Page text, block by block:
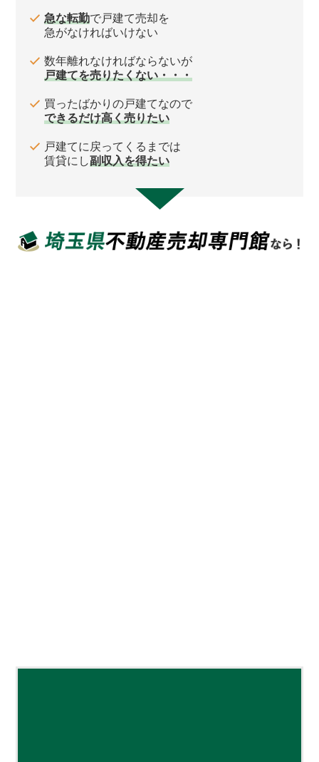
急な転勤で戸建て売却を
急がなければいけない
数年離れなければならないが
戸建てを売りたくない・・・
買ったばかりの戸建てなので
できるだけ高く売りたい
戸建てに戻ってくるまでは
賃貸にし副収入を得たい